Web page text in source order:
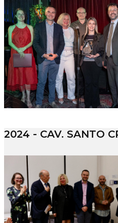
2024 - CAV. SANTO